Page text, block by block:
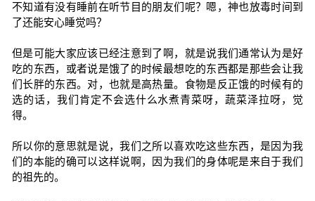
不知道有没有睡前在听节目的朋友们呢？嗯，神也放毒时间到
了还能安心睡觉吗？
但是可能大家应该已经注意到了啊，就是说我们通常认为是好
吃的东西，或者说是饿了的时候最想吃的东西都是那些会让我
们长胖的东西。对，也就是高热量。食物是反正饿的时候有的
选的话，我们肯定不会选什么水煮青菜呀，蔬菜泽拉呀，觉
得。
所以你的意思就是说，我们之所以喜欢吃这些东西，是因为我
们的本能的确可以这样说啊，因为我们的身体呢是来自于我们
的祖先的。